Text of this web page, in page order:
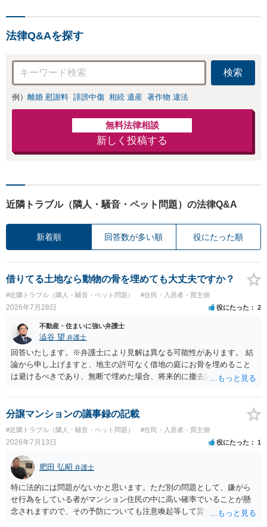
力。少年事件／告訴・告
法律Q&Aを探す
検索
例） 離婚 慰謝料 誹謗中傷 相続 遺産 著作物 違法
無料法律相談
新しく投稿する
近隣トラブル（隣人・騒音・ペット問題）の法律Q&A
新着順 回答数が多い順 役にたった順
借りてる土地なら動物の骨を埋めても大丈夫ですか？
#近隣トラブル（隣人・騒音・ペット問題） #住民・入居者・買主側
2026年7月28日 役にたった 2
不動産・住まいに強い弁護士
澁谷 望 弁護士
回答いたします。※弁護士により見解は異なる可能性があります。 結
論から申し上げますと、地主の許可なく借地の庭にお骨を埋めること
は避けるべきであり、無断で埋めた場合、将来的に撤去請求や退去時
上、自分のペットの遺骨を埋める行為自体は墓地埋葬法違反や不法投
棄には該当しないため、犯罪になるわけではありません。しかし、建
物の所有者は質問者様であっても、土地の所有権はあくまで地主にあ
ります。そのため、地主に無断でお骨を埋める行為は、他人の所有権
を侵害する行為や、借地人としての善管注意義務違反とみなされる可
能性が高いのが私見です。 どうしてもお近くで供養されたい場合は、
事前に地主へ相談して許可を得るか、土地に直接埋めずに大きめの鉢
植え等で供養する「プランター葬」や、ペット霊園等への納骨を検討
されるのが確実かと思います。
分譲マンションの議事録の記載
#近隣トラブル（隣人・騒音・ペット問題） #住民・入居者・買主側
2026年7月13日 役にたった 1
肥田 弘昭 弁護士
特に法的には問題がないかと思います。ただ別の問題として、嫌がら
せ行為をしている者がマンション住民の中に高い確率でいることが懸
念されますので、その予防についても注意喚起等して貰うと良いかと